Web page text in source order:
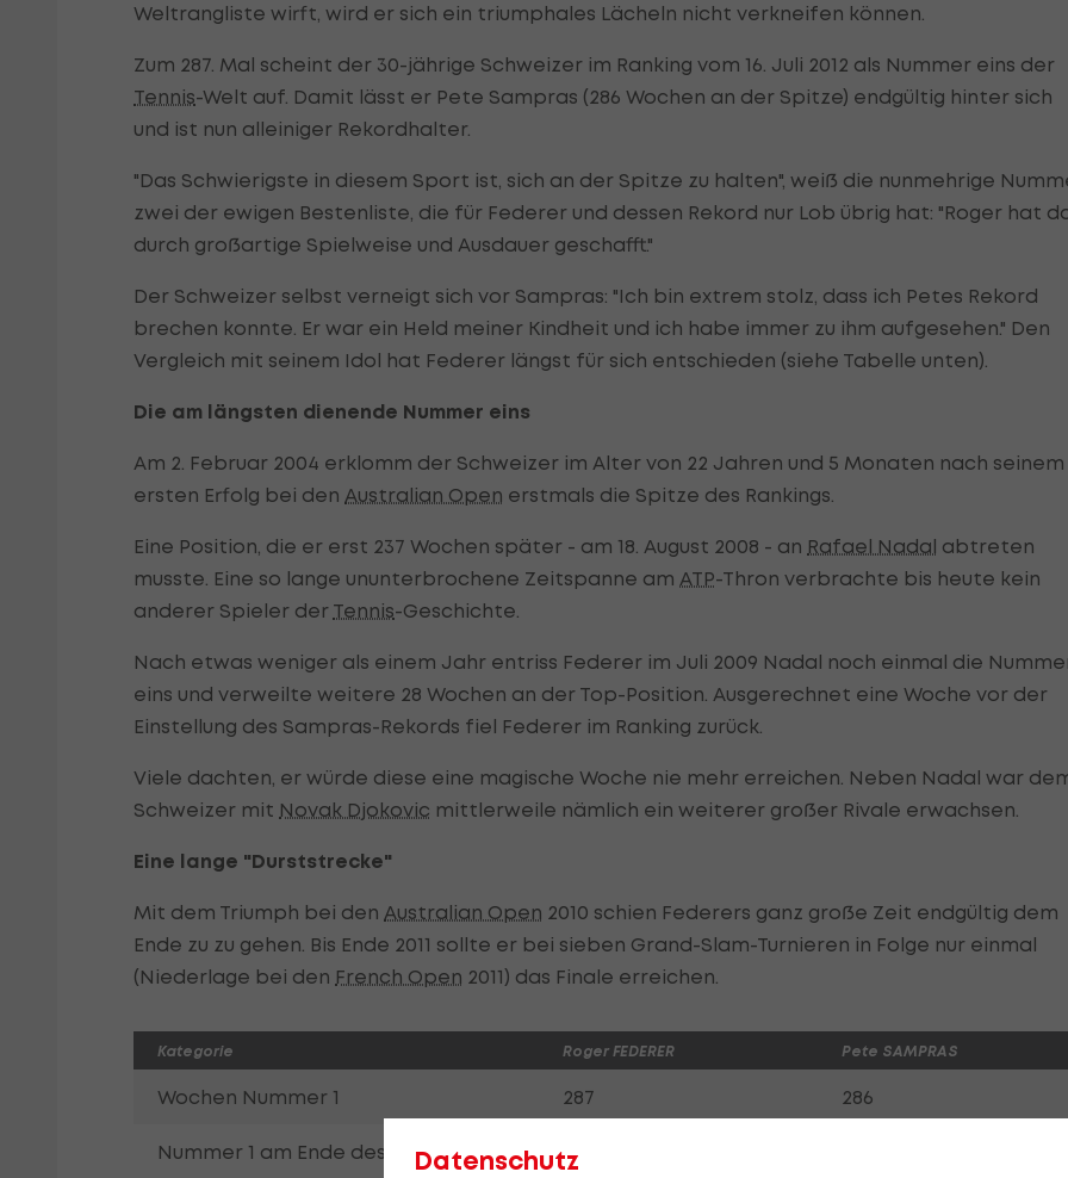
Weltrangliste wirft, wird er sich ein triumphales Lächeln nicht verkneifen können.
Zum 287. Mal scheint der 30-jährige Schweizer im Ranking vom 16. Juli 2012 als Nummer eins der
Tennis-Welt auf. Damit lässt er Pete Sampras (286 Wochen an der Spitze) endgültig hinter sich
und ist nun alleiniger Rekordhalter.
"Das Schwierigste in diesem Sport ist, sich an der Spitze zu halten", weiß die nunmehrige
zwei der ewigen Bestenliste, die für Federer und dessen Rekord nur Lob übrig hat: "Roger hat
durch großartige Spielweise und Ausdauer geschafft."
Der Schweizer selbst verneigt sich vor Sampras: "Ich bin extrem stolz, dass ich Petes Rekord
brechen konnte. Er war ein Held meiner Kindheit und ich habe immer zu ihm aufgesehen." Den
Vergleich mit seinem Idol hat Federer längst für sich entschieden (siehe Tabelle unten).
Die am längsten dienende Nummer eins
Am 2. Februar 2004 erklomm der Schweizer im Alter von 22 Jahren und 5 Monaten nach seinem
ersten Erfolg bei den Australian Open erstmals die Spitze des Rankings.
Eine Position, die er erst 237 Wochen später - am 18. August 2008 - an Rafael Nadal abtreten
musste. Eine so lange ununterbrochene Zeitspanne am ATP-Thron verbrachte bis heute kein
anderer Spieler der Tennis-Geschichte.
Nach etwas weniger als einem Jahr entriss Federer im Juli 2009 Nadal noch einmal die
eins und verweilte weitere 28 Wochen an der Top-Position. Ausgerechnet eine Woche vor der
Einstellung des Sampras-Rekords fiel Federer im Ranking zurück.
Viele dachten, er würde diese eine magische Woche nie mehr erreichen. Neben Nadal war
Schweizer mit Novak Djokovic mittlerweile nämlich ein weiterer großer Rivale erwachsen.
Eine lange "Durststrecke"
Mit dem Triumph bei den Australian Open 2010 schien Federers ganz große Zeit endgültig dem
Ende zu zu gehen. Bis Ende 2011 sollte er bei sieben Grand-Slam-Turnieren in Folge nur einmal
(Niederlage bei den French Open 2011) das Finale erreichen.
Kategorie Roger FEDERER Pete SAMPRAS
Wochen Nummer 1 287 286
Nummer 1 am Ende des Jahres 5 Mal
Datenschutz